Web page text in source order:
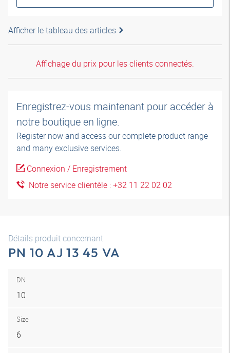
Afficher le tableau des articles
Affichage du prix pour les clients connectés.
Enregistrez-vous maintenant pour accéder à
notre boutique en ligne.
Register now and access our complete product range
and many exclusive services.
Connexion / Enregistrement
Notre service clientèle : +32 11 22 02 02
Détails produit concernant
PN 10 AJ 13 45 VA
DN
10
Size
6